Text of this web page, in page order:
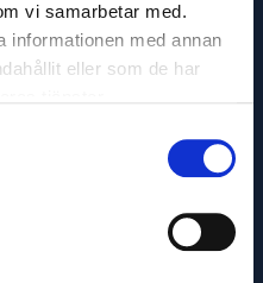
vi samarbetar med.
informationen med annan
eller som de har